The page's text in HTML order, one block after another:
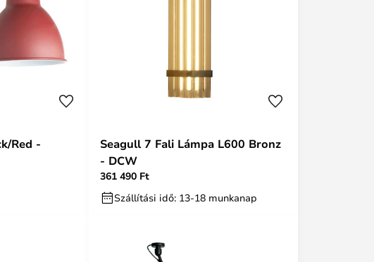
Red -
Seagull 7 Fali Lámpa L600 Bronz
- DCW
361 490 Ft
Szállítási idő: 13-18 munkanap